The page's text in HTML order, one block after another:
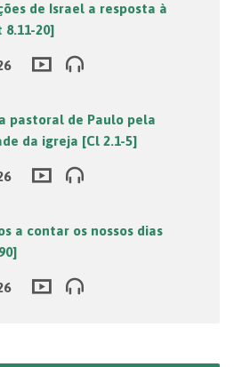
de Israel a resposta à
8.11-20]
pastoral de Paulo pela
da igreja [Cl 2.1-5]
a contar os nossos dias